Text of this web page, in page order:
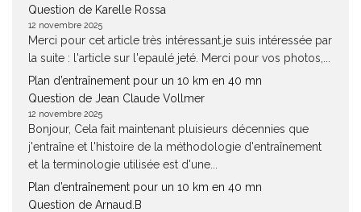
Question de Karelle Rossa
12 novembre 2025
Merci pour cet article très intéressant.je suis intéressée par
la suite : l'article sur l'epaulé jeté. Merci pour vos photos,...
Plan d’entraînement pour un 10 km en 40 mn
Question de Jean Claude Vollmer
12 novembre 2025
Bonjour, Cela fait maintenant pluisieurs décennies que
j'entraîne et l'histoire de la méthodologie d'entraînement
et la terminologie utilisée est d'une...
Plan d’entraînement pour un 10 km en 40 mn
Question de Arnaud.B